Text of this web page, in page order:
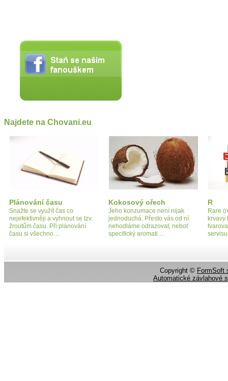
Najdete na Chovani.eu
Plánování času
Snažte se využít čas co
nejefektivněji a vyhnout se tzv.
žroutům času. Při plánování
času si všechno…
Kokosový ořech
Jeho konzumace není nijak
jednoduchá. Přesto vás od ní
nehodláme odrazovat, neboť
specifický aromati…
R
Rare
krvavý
Copyright © FormSoft
Automatické závlahové